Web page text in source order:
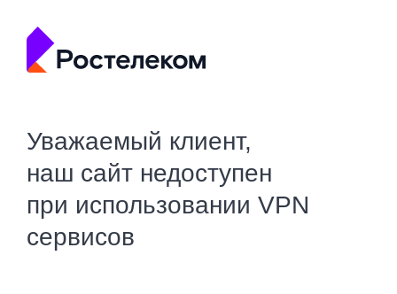
Уважаемый клиент,
наш сайт недоступен
при использовании VPN
сервисов